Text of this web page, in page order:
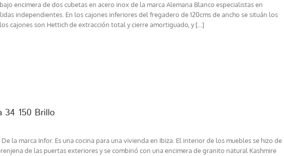
encimera de dos cubetas en acero inox de la marca Alemana Blanco especialistas en
independientes. En los cajones inferiores del fregadero de 120cms de ancho se situán los
cajones son Hettich de extracción total y cierre amortiguado, y [...]
34 150 Brillo
la marca Infor. Es una cocina para una vivienda en Ibiza. El interior de los muebles se hizo de
de las puertas exteriores y se combinó con una encimera de granito natural Kashmire